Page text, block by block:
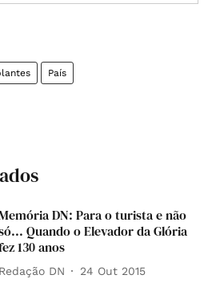
País
DN: Para o turista e não
Quando o Elevador da Glória
130 anos
Redação DN 24 Out 2015